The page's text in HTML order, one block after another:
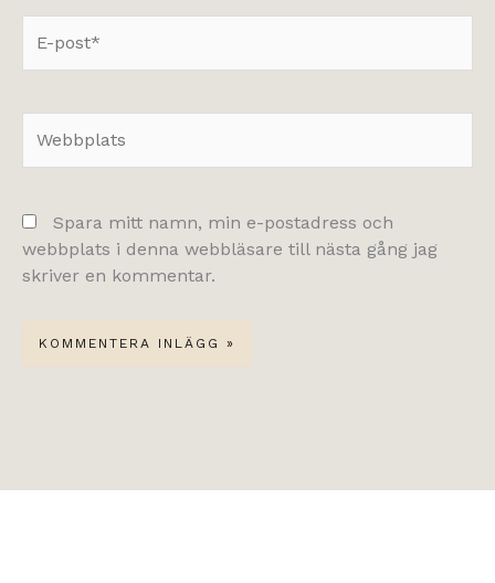
post*
Spara mitt namn, min e-postadress och
webbplats i denna webbläsare till nästa gång jag
skriver en kommentar.